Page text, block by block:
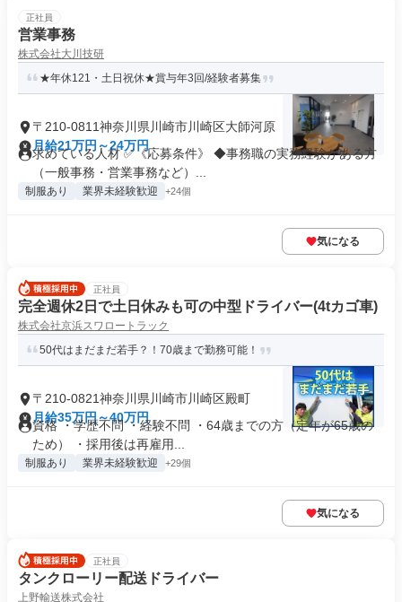
正社員
営業事務
株式会社大川技研
★年休121・土日祝休★賞与年3回/経験者募集
〒210-0811神奈川県川崎市川崎区大師河原
月給21万円～24万円
求めている人材 ✅《応募条件》 ◆事務職の実務経験がある方
（一般事務・営業事務など）...
制服あり 業界未経験歓迎 +24個
気になる
正社員
完全週休2日で土日休みも可の中型ドライバー(4tカゴ車)
株式会社京浜スワロートラック
50代はまだまだ若手？！70歳まで勤務可能！
〒210-0821神奈川県川崎市川崎区殿町
月給35万円～40万円
資格 ・学歴不問 ・経験不問 ・64歳までの方（定年が65歳の
ため） ・採用後は再雇用...
制服あり 業界未経験歓迎 +29個
気になる
正社員
タンクローリー配送ドライバー
上野輸送株式会社